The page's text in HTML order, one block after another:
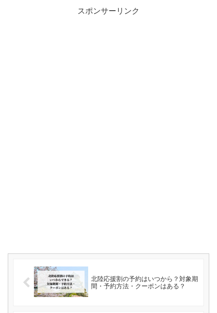
スポンサーリンク
北陸応援割の予約はいつから？対象期
間・予約方法・クーポンはある？